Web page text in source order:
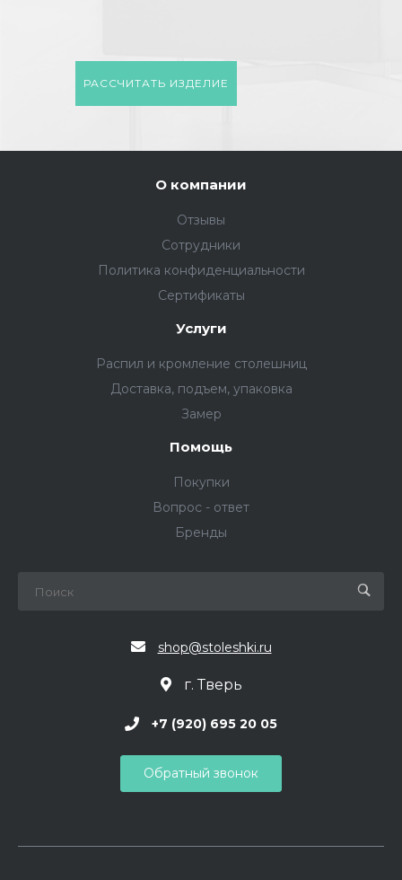
РАССЧИТАТЬ ИЗДЕЛИЕ
О компании
Отзывы
Сотрудники
Политика конфиденциальности
Сертификаты
Услуги
Распил и кромление столешниц
Доставка, подъем, упаковка
Замер
Помощь
Покупки
Вопрос - ответ
Бренды
shop@stoleshki.ru
г. Тверь
+7 (920) 695 20 05
Обратный звонок